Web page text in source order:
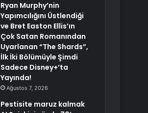
Ryan Murphy’nin
Yapımcılığını Üstlendiği
ve Bret Easton Ellis’ın
Çok Satan Romanından
Uyarlanan “The Shards”,
İlk İki Bölümüyle Şimdi
Sadece Disney+’ta
Yayında!
Ağustos 7, 2026
Pestisite maruz kalmak